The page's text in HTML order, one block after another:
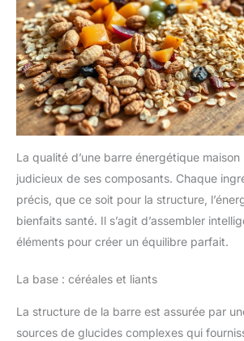
La qualité d’une barre énergétique
judicieux de ses composants. Chaque
précis, que ce soit pour la structure,
bienfaits santé. Il s’agit d’assembler
éléments pour créer un équilibre parfait.
La base : céréales et liants
La structure de la barre est assurée par
sources de glucides complexes qui